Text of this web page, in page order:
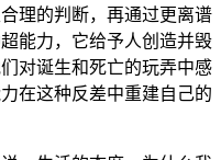
理的判断，再通过更离谱
能力，它给予人创造并毁
对诞生和死亡的玩弄中感
在这种反差中重建自己的